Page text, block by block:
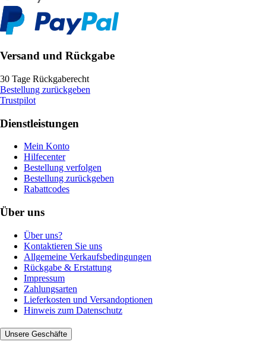
Versand und Rückgabe
30 Tage Rückgaberecht
Bestellung zurückgeben
Trustpilot
Dienstleistungen
Mein Konto
Hilfecenter
Bestellung verfolgen
Bestellung zurückgeben
Rabattcodes
Über uns
Über uns?
Kontaktieren Sie uns
Allgemeine Verkaufsbedingungen
Rückgabe & Erstattung
Impressum
Zahlungsarten
Lieferkosten und Versandoptionen
Hinweis zum Datenschutz
Unsere Geschäfte